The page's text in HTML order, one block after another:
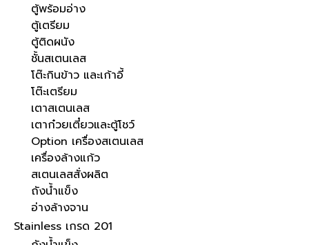
ตู้พร้อมอ่าง
ตู้เตรียม
ตู้ติดผนัง
ชั้นสเตนเลส
โต๊ะกินข้าว และเก้าอี้
โต๊ะเตรียม
เตาสเตนเลส
เตาก๋วยเตี๋ยวและตู้โชว์
Option เครื่องสเตนเลส
เครื่องล้างแก้ว
สเตนเลสสั่งผลิต
ถังน้ำแข็ง
อ่างล้างจาน
Stainless เกรด 201